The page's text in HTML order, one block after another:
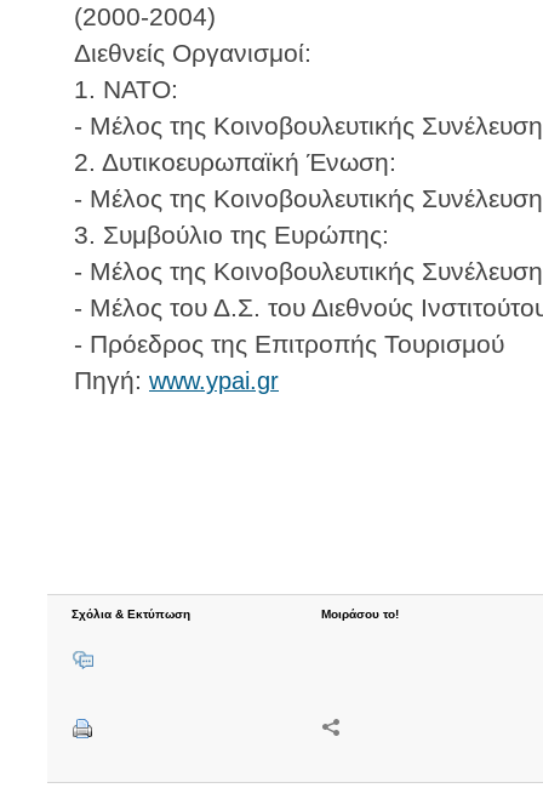
(2000-2004)
Διεθνείς Οργανισμοί:
1. NATO:
- Μέλος της Κοινοβουλευτικής
2. Δυτικοευρωπαϊκή Ένωση:
- Μέλος της Κοινοβουλευτικής
3. Συμβούλιο της Ευρώπης:
- Μέλος της Κοινοβουλευτικής
- Μέλος του Δ.Σ. του Διεθνούς
- Πρόεδρος της Επιτροπής Τουρισμού
Πηγή: www.ypai.gr
Σχόλια & Εκτύπωση Μοιράσου το!